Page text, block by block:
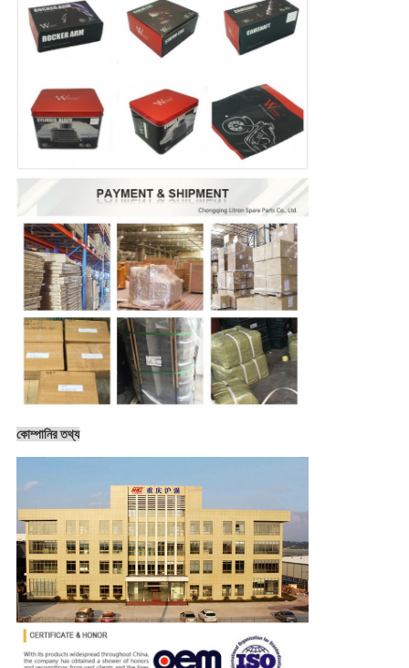
কোম্পানির তথ্য